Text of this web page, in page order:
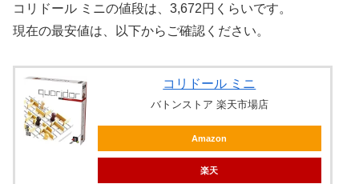
コリドール ミニの値段は、3,672円くらいです。
現在の最安値は、以下からご確認ください。
コリドール ミニ
バトンストア 楽天市場店
Amazon
楽天